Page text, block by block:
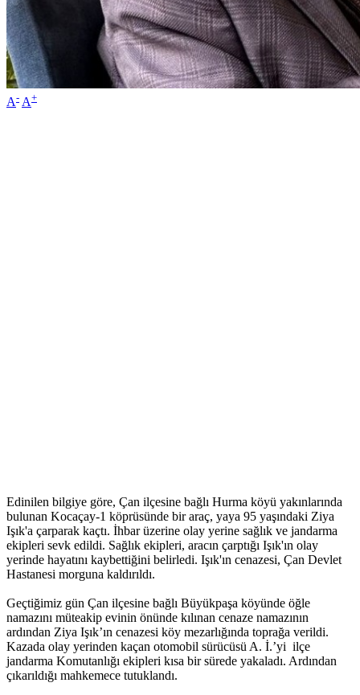
A- A+
Edinilen bilgiye göre, Çan ilçesine bağlı Hurma köyü yakınlarında
bulunan Kocaçay-1 köprüsünde bir araç, yaya 95 yaşındaki Ziya
Işık'a çarparak kaçtı. İhbar üzerine olay yerine sağlık ve jandarma
ekipleri sevk edildi. Sağlık ekipleri, aracın çarptığı Işık'ın olay
yerinde hayatını kaybettiğini belirledi. Işık'ın cenazesi, Çan Devlet
Hastanesi morguna kaldırıldı.
Geçtiğimiz gün Çan ilçesine bağlı Büyükpaşa köyünde öğle
namazını müteakip evinin önünde kılınan cenaze namazının
ardından Ziya Işık’ın cenazesi köy mezarlığında toprağa verildi.
Kazada olay yerinden kaçan otomobil sürücüsü A. İ.’yi ilçe
jandarma Komutanlığı ekipleri kısa bir sürede yakaladı. Ardından
çıkarıldığı mahkemece tutuklandı.